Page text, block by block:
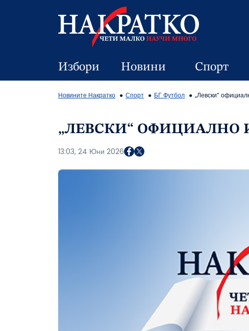
Избори Новини Спорт
Новините Накратко Спорт БГ Футбол „Левски“
„ЛЕВСКИ“ ОФИЦИАЛНО
13:03, 24 Юни 2026